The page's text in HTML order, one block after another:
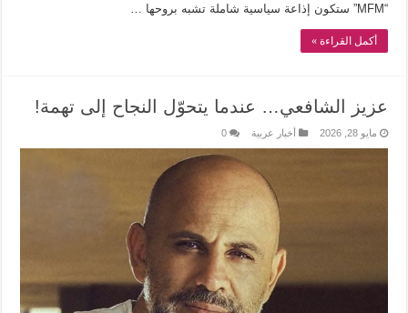
“MFM” ستكون إذاعة سياسية شاملة تشبه بروحها …
أكمل القراءة »
عزيز الشافعي… عندما يتحوّل النجاح إلى تهمة!
مايو 28, 2026 أخبار عربية 0